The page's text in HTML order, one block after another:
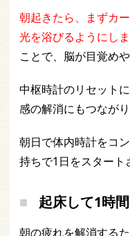
朝起きたら、まずカ
光を浴びるようにしま
ことで、脳が目覚め
中枢時計のリセット
感の解消にもつながり
朝日で体内時計をコ
持ちで1日をスタート
起床して1時
朝の疲れを解消する